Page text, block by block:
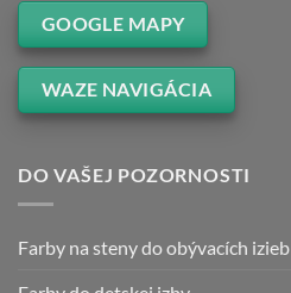
GOOGLE MAPY
WAZE NAVIGÁCIA
DO VAŠEJ POZORNOSTI
Farby na steny do obývacích izieb